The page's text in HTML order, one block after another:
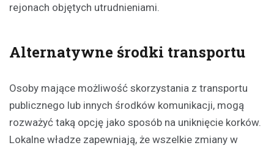
rejonach objętych utrudnieniami.
Alternatywne środki transportu
Osoby mające możliwość skorzystania z transportu
publicznego lub innych środków komunikacji, mogą
rozważyć taką opcję jako sposób na uniknięcie korków.
Lokalne władze zapewniają, że wszelkie zmiany w